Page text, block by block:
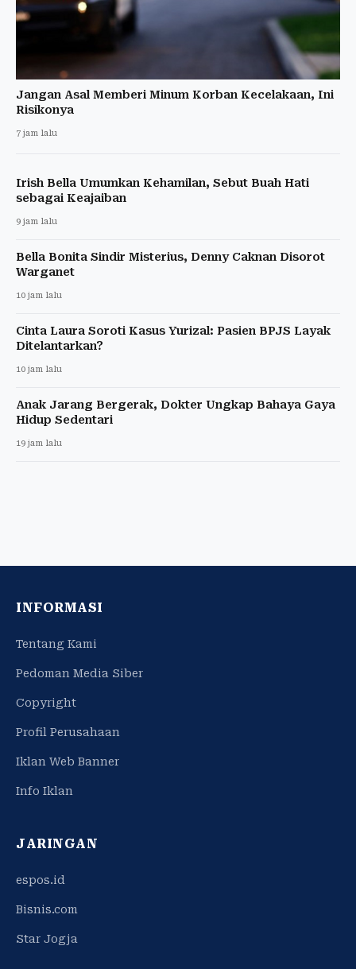
Jangan Asal Memberi Minum Korban Kecelakaan, Ini
Risikonya
7 jam lalu
Irish Bella Umumkan Kehamilan, Sebut Buah Hati
sebagai Keajaiban
9 jam lalu
Bella Bonita Sindir Misterius, Denny Caknan Disorot
Warganet
10 jam lalu
Cinta Laura Soroti Kasus Yurizal: Pasien BPJS Layak
Ditelantarkan?
10 jam lalu
Anak Jarang Bergerak, Dokter Ungkap Bahaya Gaya
Hidup Sedentari
19 jam lalu
INFORMASI
Tentang Kami
Pedoman Media Siber
Copyright
Profil Perusahaan
Iklan Web Banner
Info Iklan
JARINGAN
espos.id
Bisnis.com
Star Jogja